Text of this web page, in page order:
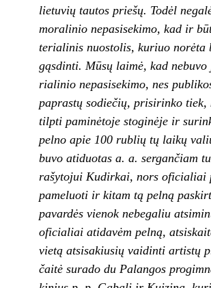
lietuvių tautos priešų. Todėl
moralinio nepasisekimo, kad ir
terialinis nuostolis, kuriuo norėta
gąsdinti. Mūsų laimė, kad
rialinio nepasisekimo, nes
paprastų sodiečių, prisirinko tiek,
tilpti paminėtoje stoginėje ir
pelno apie 100 rublių tų laikų
buvo atiduotas a. a. sergančiam
rašytojui Kudirkai, nors oficialiai
pameluoti ir kitam tą pelną
pavardės vienok nebegaliu
oficialiai atidavėm pelną,
vietą atsisakiusių vaidinti artistų
čaitė surado du Palangos